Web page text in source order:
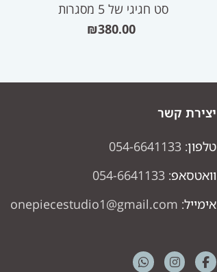
סט חגיגי של 5 מסגרות
₪380.00
יצירת קשר
טלפון: 054-6641133
וואטסאפ: 054-6641133
אימייל: onepiecestudio1@gmail.com